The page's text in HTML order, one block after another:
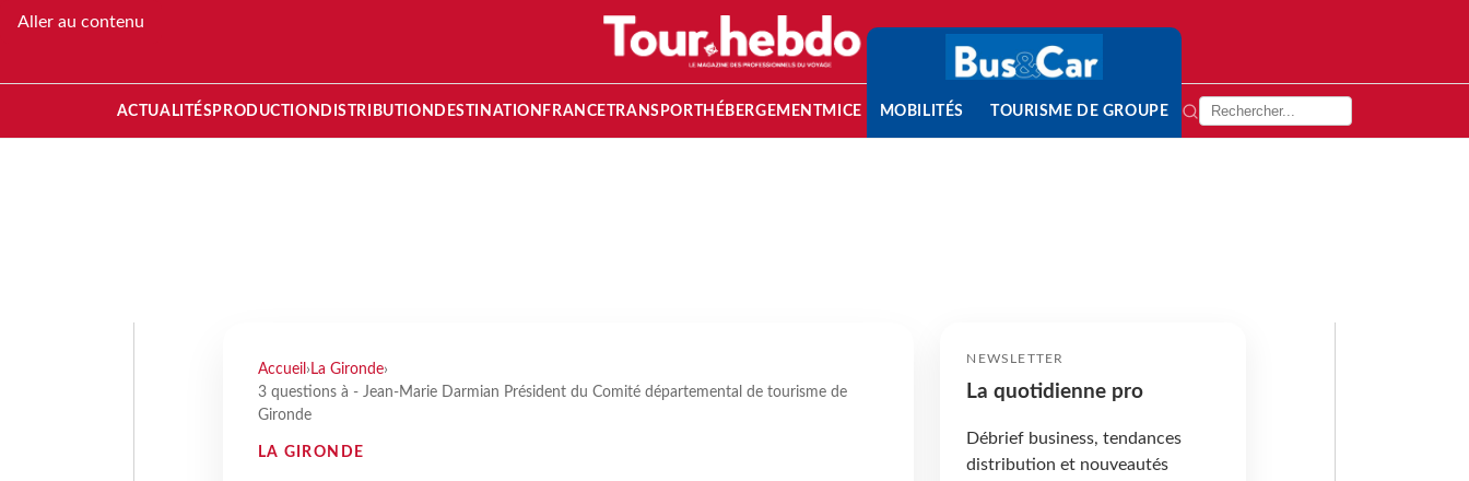
Aller au contenu
ACTUALITÉS PRODUCTION DISTRIBUTION DESTINATION FRANCETRANSPORT HÉBERGEMENTMICE MOBILITÉS TOURISME DE GROUPE
Accueil › La Gironde›
3 questions à - Jean-Marie Darmian Président du Comité départemental de tourisme de
Gironde
LA GIRONDE
NEWSLETTER
La quotidienne pro
Débrief business, tendances
distribution et nouveautés